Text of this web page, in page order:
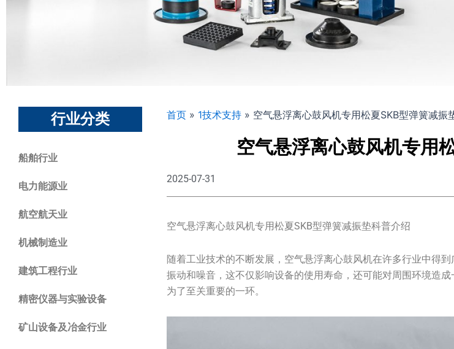
行业分类
船舶行业
电力能源业
航空航天业
机械制造业
建筑工程行业
精密仪器与实验设备
矿山设备及冶金行业
首页 » 1技术支持 » 空气悬浮离心鼓风机专用松夏SKB型弹簧减振
空气悬浮离心鼓风机专用
2025-07-31
空气悬浮离心鼓风机专用松夏SKB型弹簧减振垫科普介绍
随着工业技术的不断发展，空气悬浮离心鼓风机在许多行业中得
振动和噪音，这不仅影响设备的使用寿命，还可能对周围环境造
为了至关重要的一环。